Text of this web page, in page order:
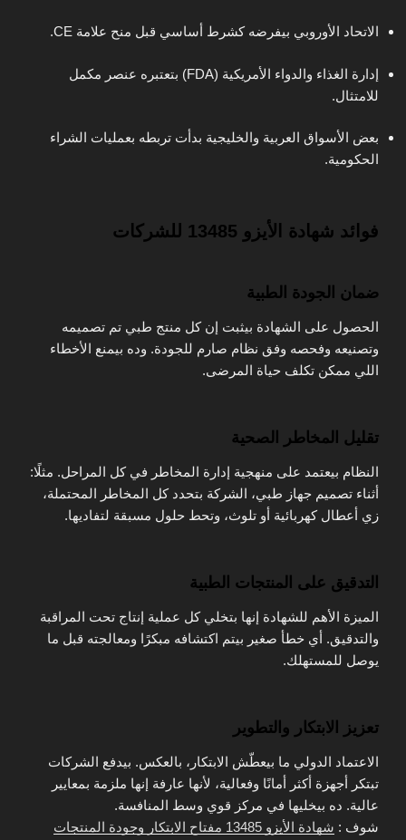
الاتحاد الأوروبي بيفرضه كشرط أساسي قبل منح علامة CE.
إدارة الغذاء والدواء الأمريكية (FDA) بتعتبره عنصر مكمل
للامتثال.
بعض الأسواق العربية والخليجية بدأت تربطه بعمليات الشراء
الحكومية.
فوائد شهادة الأيزو 13485 للشركات
ضمان الجودة الطبية
الحصول على الشهادة بيثبت إن كل منتج طبي تم تصميمه
وتصنيعه وفحصه وفق نظام صارم للجودة. وده بيمنع الأخطاء
اللي ممكن تكلف حياة المرضى.
تقليل المخاطر الصحية
النظام بيعتمد على منهجية إدارة المخاطر في كل المراحل. مثلًا:
أثناء تصميم جهاز طبي، الشركة بتحدد كل المخاطر المحتملة،
زي أعطال كهربائية أو تلوث، وتحط حلول مسبقة لتفاديها.
التدقيق على المنتجات الطبية
الميزة الأهم للشهادة إنها بتخلي كل عملية إنتاج تحت المراقبة
والتدقيق. أي خطأ صغير بيتم اكتشافه مبكرًا ومعالجته قبل ما
يوصل للمستهلك.
تعزيز الابتكار والتطوير
الاعتماد الدولي ما بيعطّش الابتكار، بالعكس. بيدفع الشركات
تبتكر أجهزة أكثر أمانًا وفعالية، لأنها عارفة إنها ملزمة بمعايير
عالية. ده بيخليها في مركز قوي وسط المنافسة.
شوف :
شهادة الأيزو 13485 مفتاح الابتكار وجودة المنتجات